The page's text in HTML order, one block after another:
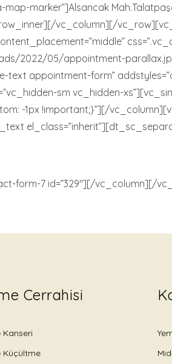
marker”]Alsancak
vc_column][/
2022/05/appointment-
text appointment-form”
sm vc_hidden-
-1px !important;}”][/
7 id=”329″][/vc_column][/
Cerrahisi
Kanseri
Küçültme